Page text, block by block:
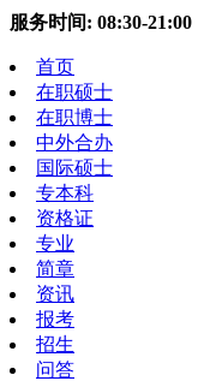
服务时间: 08:30-21:00
首页
在职硕士
在职博士
中外合办
国际硕士
专本科
资格证
专业
简章
资讯
报考
招生
问答